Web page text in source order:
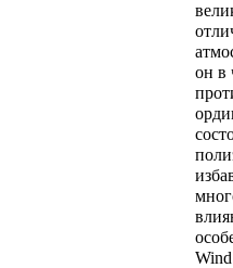
Корпоративным клиентам
он в